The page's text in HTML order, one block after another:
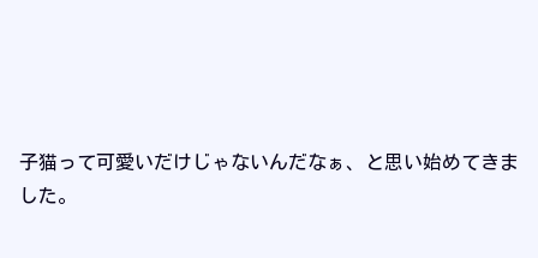
子猫って可愛いだけじゃないんだなぁ、と思い始めてきま
した。